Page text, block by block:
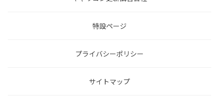
特設ページ
プライバシーポリシー
サイトマップ